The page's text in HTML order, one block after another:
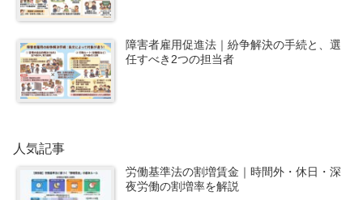
障害者雇用促進法｜紛争解決の手続と、選
任すべき2つの担当者
人気記事
労働基準法の割増賃金｜時間外・休日・深
夜労働の割増率を解説